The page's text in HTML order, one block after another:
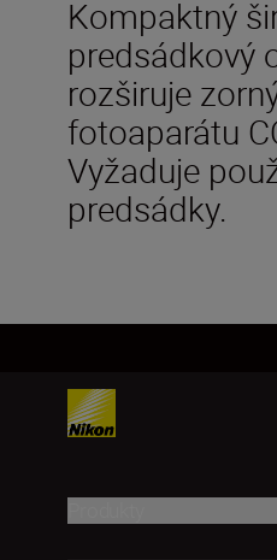
Kompaktný
predsádkový
rozširuje
fotoaparátu
Vyžaduje
predsádky.